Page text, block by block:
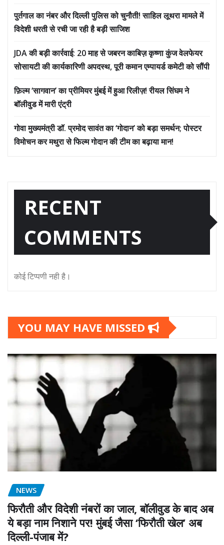
पुर्तगाल का नंबर और दिल्ली पुलिस को चुनौती! साहिल लूथरा मामले में
विदेशी धरती से रची जा रही है बड़ी साजिश
JDA की बड़ी कार्रवाई: 20 माह से जबरन काबिज़ कृष्णा कुंज वेलफेयर
सोसायटी की कार्यकारिणी अपदस्थ, पूरी कमान एम्पायर्ड कमेटी को सौंपी
फ़िल्म ‘सागवान’ का प्रीमियर मुंबई में हुआ रिलीज़! रीयल सिंघम ने
बॉलीवुड में मारी एंट्री
गोवा मुख्यमंत्री डॉ. प्रमोद सावंत का ‘गोदान’ को बड़ा समर्थन; पोस्टर
विमोचन कर मथुरा से फिल्म गोदान की टीम का बढ़ाया मान!
RECENT
COMMENTS
कोई टिप्पणी नही है।
YOU MAY HAVE MISSED
NEWS
फिरौती और विदेशी नंबरों का जाल, बॉलीवुड के बाद अब
ये बड़ा नाम निशाने पर! मुंबई जैसा ‘फिरौती खेल’ अब
दिल्ली-पंजाब में?